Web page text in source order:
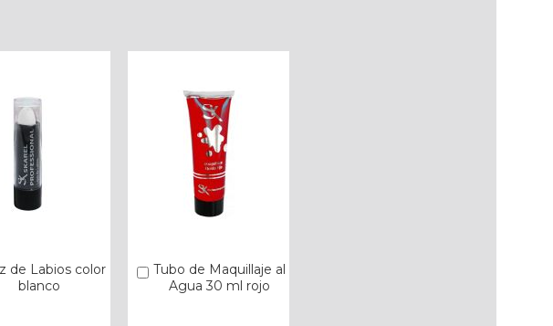
de Labios color
blanco
Tubo de Maquillaje al
Agua 30 ml rojo
Añadir